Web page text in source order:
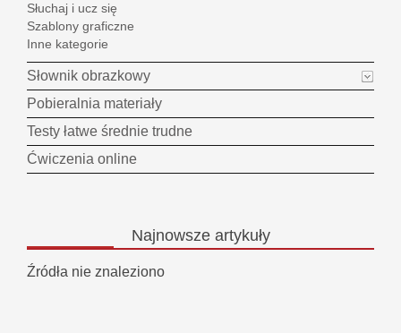
Słuchaj i ucz się
Szablony graficzne
Inne kategorie
Słownik obrazkowy
Pobieralnia materiały
Testy łatwe średnie trudne
Ćwiczenia online
Najnowszeartykuły
Źródła nie znaleziono